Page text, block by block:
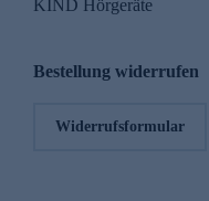
KIND Hörgeräte
Bestellung widerrufen
Widerrufsformular